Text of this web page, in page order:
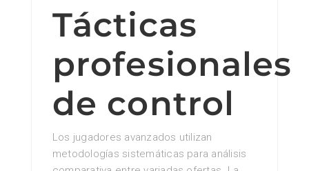
Tácticas
profesionales
de control
Los jugadores avanzados utilizan
metodologías sistemáticas para análisis